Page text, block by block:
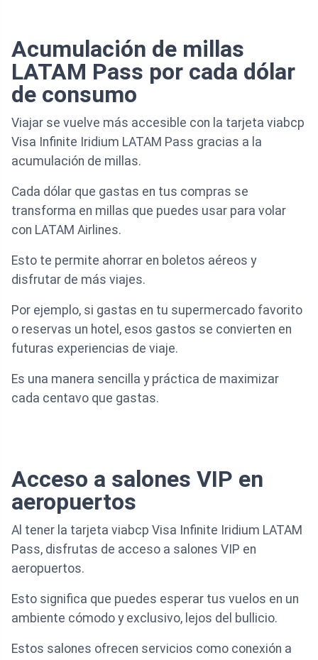
Acumulación de millas
LATAM Pass por cada dólar
de consumo
Viajar se vuelve más accesible con la tarjeta viabcp
Visa Infinite Iridium LATAM Pass gracias a la
acumulación de millas.
Cada dólar que gastas en tus compras se
transforma en millas que puedes usar para volar
con LATAM Airlines.
Esto te permite ahorrar en boletos aéreos y
disfrutar de más viajes.
Por ejemplo, si gastas en tu supermercado favorito
o reservas un hotel, esos gastos se convierten en
futuras experiencias de viaje.
Es una manera sencilla y práctica de maximizar
cada centavo que gastas.
Acceso a salones VIP en
aeropuertos
Al tener la tarjeta viabcp Visa Infinite Iridium LATAM
Pass, disfrutas de acceso a salones VIP en
aeropuertos.
Esto significa que puedes esperar tus vuelos en un
ambiente cómodo y exclusivo, lejos del bullicio.
Estos salones ofrecen servicios como conexión a